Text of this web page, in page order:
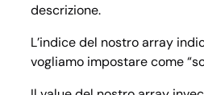
descrizione.
L’indice del nostro array
vogliamo impostare come